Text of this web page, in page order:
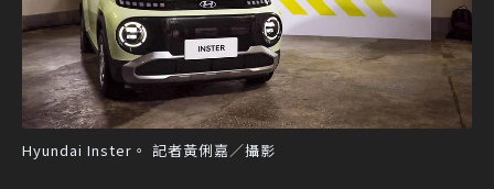
Hyundai Inster。 記者黃俐嘉／攝影